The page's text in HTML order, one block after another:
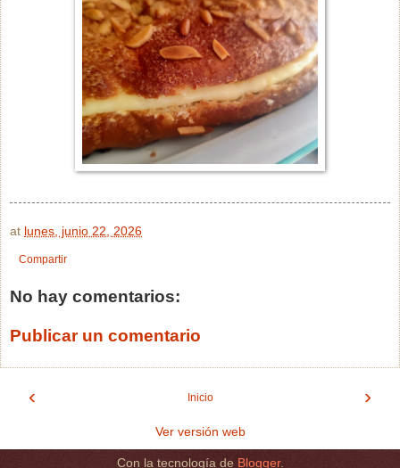
at lunes, junio 22, 2026
Compartir
No hay comentarios:
Publicar un comentario
‹ ›
Inicio
Ver versión web
Con la tecnología de Blogger.